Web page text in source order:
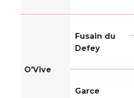
O'Vive
Fusain du
Defey
Garce